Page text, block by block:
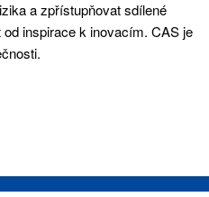
a zpřístupňovat sdílené
inspirace k inovacím. CAS je